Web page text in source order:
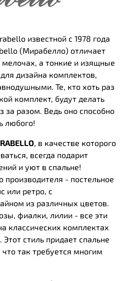
известной с 1978 года
(Мирабелло) отличает
мелочах, а тонкие и изящные
дизайна комплектов,
Те, кто хоть раз
комплект, будут делать
за разом. Ведь оно способно
любого!
, в качестве которого
всегда подарит
и уют в спальне!
производителя - постельное
или ретро, с
из различных цветов.
фиалки, лилии - все эти
классических комплектах
Этот стиль придает спальне
что так требуется многим